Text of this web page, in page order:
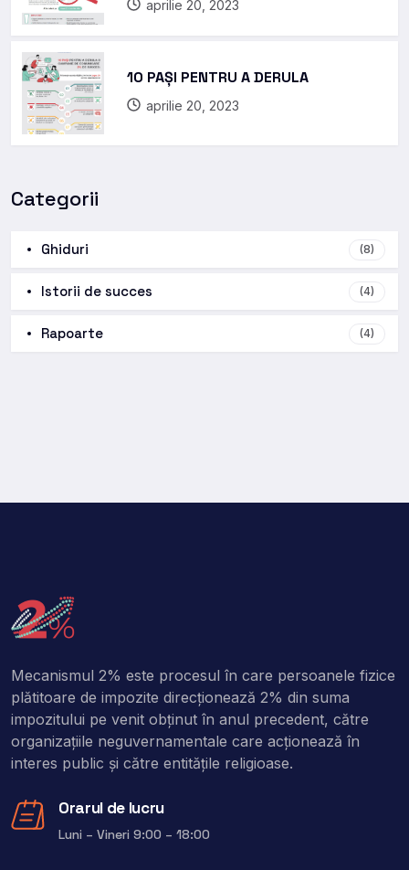
aprilie 20, 2023
10 PAȘI PENTRU A DERULA
aprilie 20, 2023
Categorii
Ghiduri (8)
Istorii de succes (4)
Rapoarte (4)
Mecanismul 2% este procesul în care persoanele fizice
plătitoare de impozite direcţionează 2% din suma
impozitului pe venit obţinut în anul precedent, către
organizaţiile neguvernamentale care acţionează în
interes public şi către entitățile religioase.
Orarul de lucru
Luni – Vineri 9:00 – 18:00